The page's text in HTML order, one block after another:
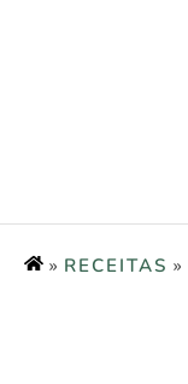
» RECEITAS »